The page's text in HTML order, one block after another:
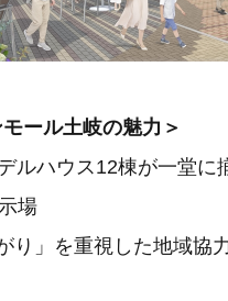
ール土岐の魅力＞
ルハウス12棟が一堂に
場
り」を重視した地域協